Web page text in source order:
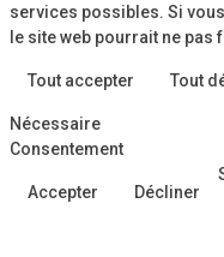
services possibles. Si
le site web pourrait ne
Tout accepter Tout
Nécessaire
Consentement
Accepter Décliner